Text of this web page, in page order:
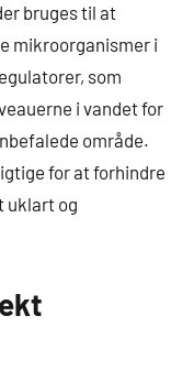
bruges til at
mikroorganismer i
som
i vandet for
område.
for at forhindre
uklart og